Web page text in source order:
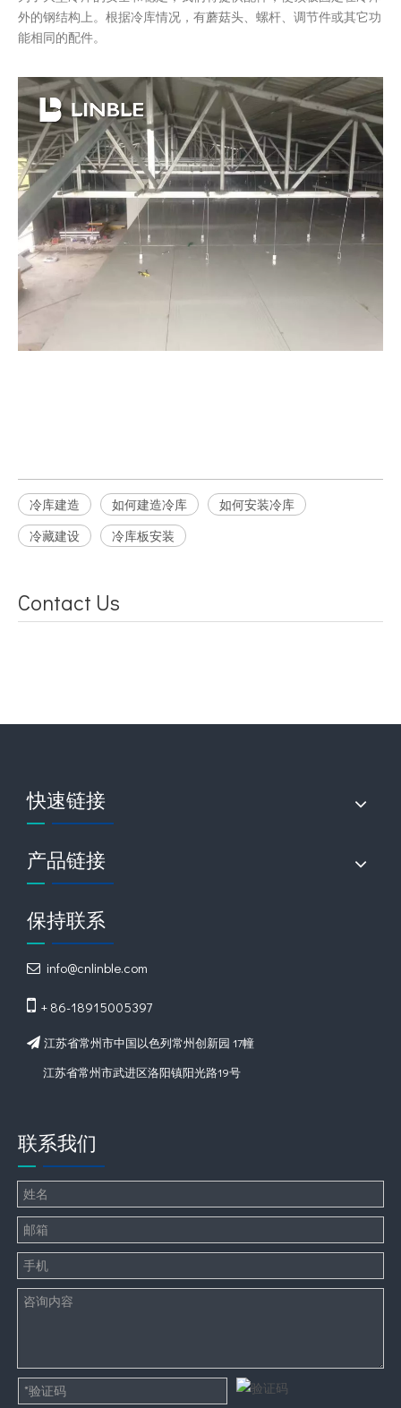
外的钢结构上。根据冷库情况，有蘑菇头、螺杆、调节件或其它功
能相同的配件。
冷库建造 如何建造冷库
如何安装冷库
冷藏建设
冷库板安装
Contact Us
100mmPU夹芯冷库板
相关新闻
鲜花冷库
如何在冷库中除霜？
防爆冷库
50平方米的水果保鲜库成本要多少钱？
冷库铝排管的优点
快速链接
产品链接
保持联系
 info@cnlinble.com
 + 86-18915005397
 江苏省常州市中国以色列常州创新园 17幢
江苏省常州市武进区洛阳镇阳光路19号
联系我们